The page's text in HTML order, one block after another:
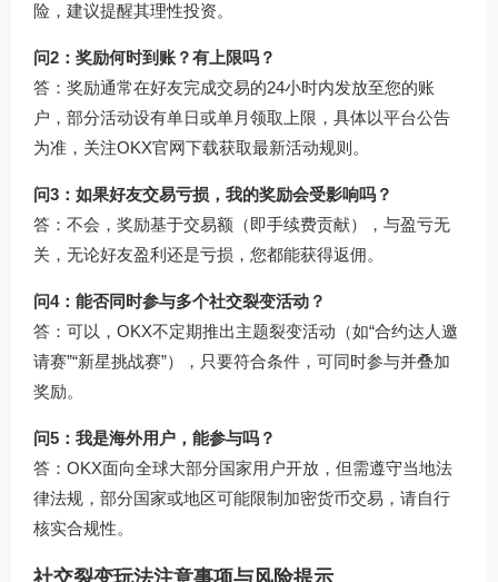
险，建议提醒其理性投资。
问2：奖励何时到账？有上限吗？
答：奖励通常在好友完成交易的24小时内发放至您的账
户，部分活动设有单日或单月领取上限，具体以平台公告
为准，关注OKX官网下载获取最新活动规则。
问3：如果好友交易亏损，我的奖励会受影响吗？
答：不会，奖励基于交易额（即手续费贡献），与盈亏无
关，无论好友盈利还是亏损，您都能获得返佣。
问4：能否同时参与多个社交裂变活动？
答：可以，OKX不定期推出主题裂变活动（如“合约达人邀
请赛”“新星挑战赛”），只要符合条件，可同时参与并叠加
奖励。
问5：我是海外用户，能参与吗？
答：OKX面向全球大部分国家用户开放，但需遵守当地法
律法规，部分国家或地区可能限制加密货币交易，请自行
核实合规性。